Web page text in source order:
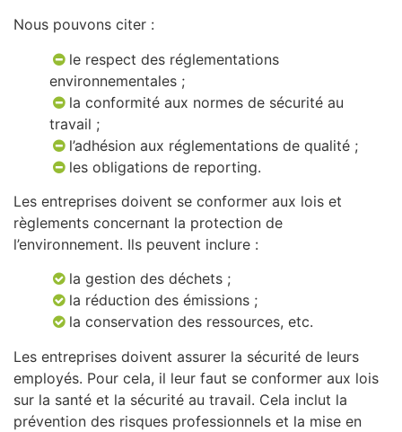
Nous pouvons citer :
le respect des réglementations
environnementales ;
la conformité aux normes de sécurité au
travail ;
l’adhésion aux réglementations de qualité ;
les obligations de reporting.
Les entreprises doivent se conformer aux lois et
règlements concernant la protection de
l’environnement. Ils peuvent inclure :
la gestion des déchets ;
la réduction des émissions ;
la conservation des ressources, etc.
Les entreprises doivent assurer la sécurité de leurs
employés. Pour cela, il leur faut se conformer aux lois
sur la santé et la sécurité au travail. Cela inclut la
prévention des risques professionnels et la mise en